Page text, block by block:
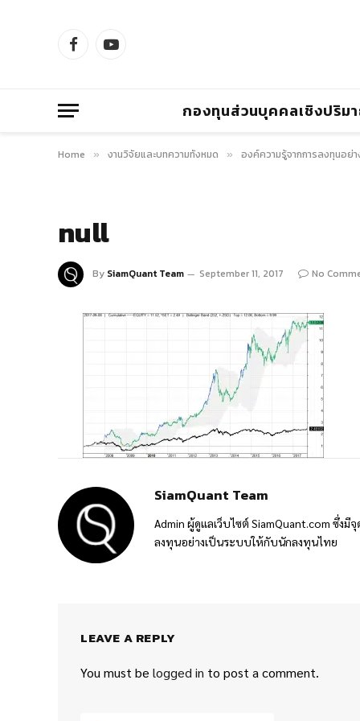
FacebookYouTube
กองทุนส่วนบุคคลเชิงปริม
Home » งานวิจัยและบทความทั้งหมด » องค์ความรู้จากการลงทุนอย่า
null
By SiamQuant Team September 11, 2017 No
SiamQuant Team
Admin ผู้ดูแลเว็บไซต์ SiamQuant.com ซึ่ง
ลงทุนอย่างเป็นระบบให้กับนักลงทุนไทย
LEAVE A REPLY
You must be logged in to post a comment.